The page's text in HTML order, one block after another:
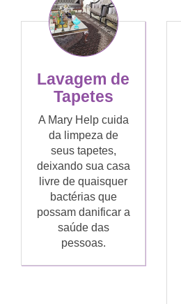
Lavagem de
Tapetes
A Mary Help cuida
da limpeza de
seus tapetes,
deixando sua casa
livre de quaisquer
bactérias que
possam danificar a
saúde das
pessoas.